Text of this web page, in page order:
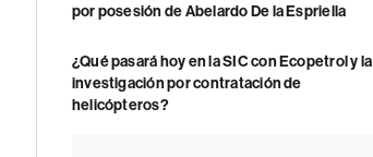
por posesión de Abelardo De la Espriella
¿Qué pasará hoy en la SIC con Ecopetrol y la
investigación por contratación de
helicópteros?